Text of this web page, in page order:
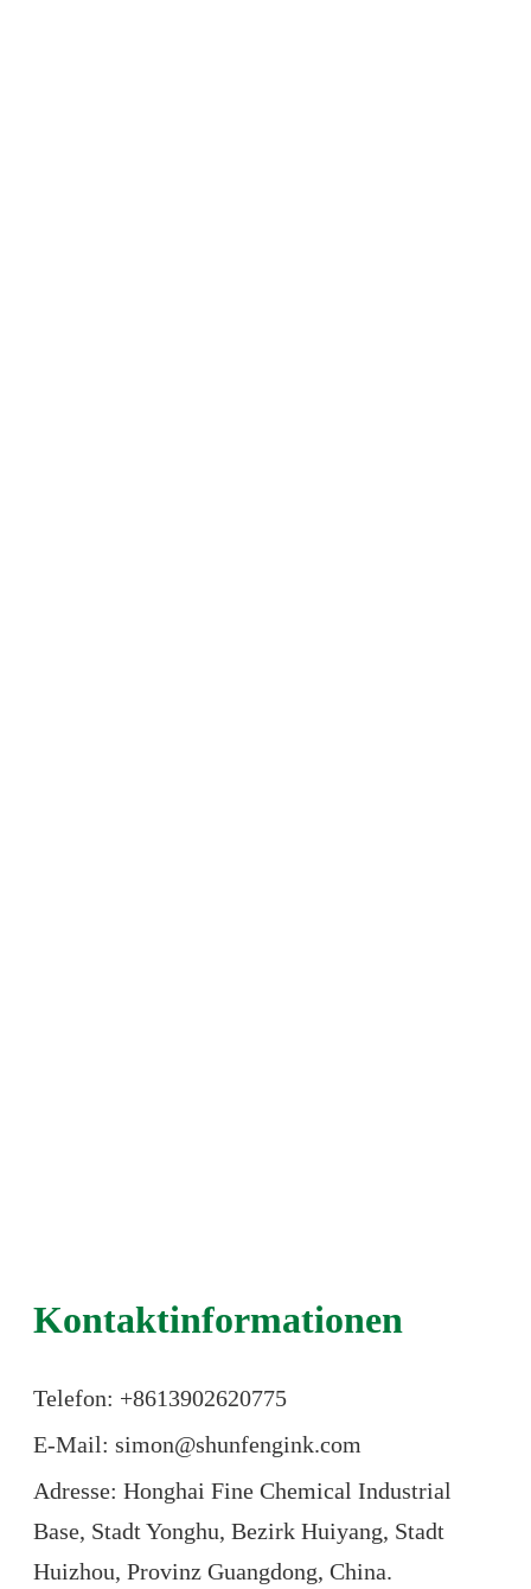
Kontaktinformationen
Telefon: +8613902620775
E-Mail: simon@shunfengink.com
Adresse: Honghai Fine Chemical Industrial
Base, Stadt Yonghu, Bezirk Huiyang, Stadt
Huizhou, Provinz Guangdong, China.